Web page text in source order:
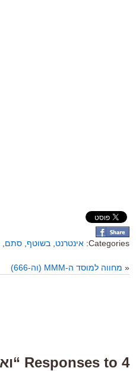
Categories: אינטרנט בשוטף סתם
« מחווה למוסד ה-MMM (וה-666)
4 Responses to “ואפרופו מתארחים”